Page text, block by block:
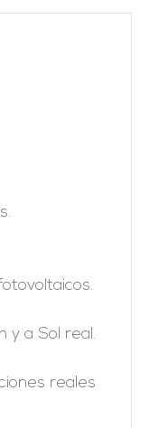
y a Sol real.
reales